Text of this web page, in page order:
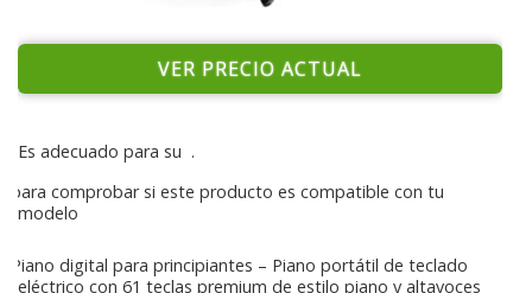
VER PRECIO ACTUAL
Es adecuado para su .
para comprobar si este producto es compatible con tu
modelo
Piano digital para principiantes – Piano portátil de teclado
eléctrico con 61 teclas premium de estilo piano y altavoces